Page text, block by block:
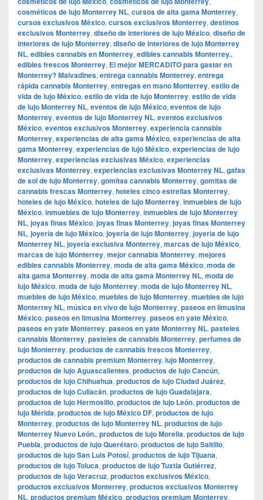
cosméticos de lujo Monterrey NL, cursos de alta gama Monterrey,
cursos exclusivos México, cursos exclusivos Monterrey, destinos
exclusivos Monterrey, diseño de interiores de lujo México, diseño de
interiores de lujo Monterrey, diseño de interiores de lujo Monterrey
NL, edibles cannabis en Monterrey, edibles cannabis Monterrey.,
edibles frescos Monterrey, El mejor MERCADITO para gastar en
Monterrey? Malvadines, entrega cannabis Monterrey, entrega
rápida cannabis Monterrey, entregas en mano Monterrey, estilo de
vida de lujo México, estilo de vida de lujo Monterrey, estilo de vida
de lujo Monterrey NL, eventos de lujo México, eventos de lujo
Monterrey, eventos de lujo Monterrey NL, eventos exclusivos
México, eventos exclusivos Monterrey, experiencia cannabis
Monterrey, experiencias de alta gama México, experiencias de alta
gama Monterrey, experiencias de lujo México, experiencias de lujo
Monterrey, experiencias exclusivas México, experiencias
exclusivas Monterrey, experiencias exclusivas Monterrey NL, gafas
de sol de lujo Monterrey, gomitas cannabis Monterrey, gomitas de
cannabis frescas Monterrey, hoteles cinco estrellas Monterrey,
hoteles de lujo México, hoteles de lujo Monterrey, inmuebles de lujo
México, inmuebles de lujo Monterrey, inmuebles de lujo Monterrey
NL, joyas finas México, joyas finas Monterrey, joyas finas Monterrey
NL, joyería de lujo México, joyería de lujo Monterrey, joyería de lujo
Monterrey NL, joyería exclusiva Monterrey, marcas de lujo México,
marcas de lujo Monterrey, mejor cannabis Monterrey, mejores
edibles cannabis Monterrey, moda de alta gama México, moda de
alta gama Monterrey, moda de alta gama Monterrey NL, moda de
lujo México, moda de lujo Monterrey, moda de lujo Monterrey NL,
muebles de lujo México, muebles de lujo Monterrey, muebles de lujo
Monterrey NL, música en vivo de lujo Monterrey, paseos en limusina
México, paseos en limusina Monterrey, paseos en yate México,
paseos en yate Monterrey, paseos en yate Monterrey NL, pasteles
cannabis Monterrey, pasteles de cannabis Monterrey, perfumes de
lujo Monterrey, productos de cannabis frescos Monterrey,
productos de cannabis premium Monterrey. lujo Monterrey,
productos de lujo Aguascalientes, productos de lujo Cancún,
productos de lujo Chihuahua, productos de lujo Ciudad Juárez,
productos de lujo Culiacán, productos de lujo Guadalajara,
productos de lujo Hermosillo, productos de lujo León, productos de
lujo Mérida, productos de lujo México DF, productos de lujo
Monterrey, productos de lujo Monterrey NL, productos de lujo
Monterrey Nuevo León., productos de lujo Morelia, productos de lujo
Puebla, productos de lujo Querétaro, productos de lujo Saltillo,
productos de lujo San Luis Potosí, productos de lujo Tijuana,
productos de lujo Toluca, productos de lujo Tuxtla Gutiérrez,
productos de lujo Veracruz, productos exclusivos México,
productos exclusivos Monterrey, productos exclusivos Monterrey
NL, productos premium México, productos premium Monterrey,